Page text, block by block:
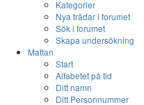
Kategorier
Nya trådar i forumet
Sök i forumet
Skapa undersökning
Mattan
Start
Alfabetet på tid
Ditt namn
Ditt Personnummer